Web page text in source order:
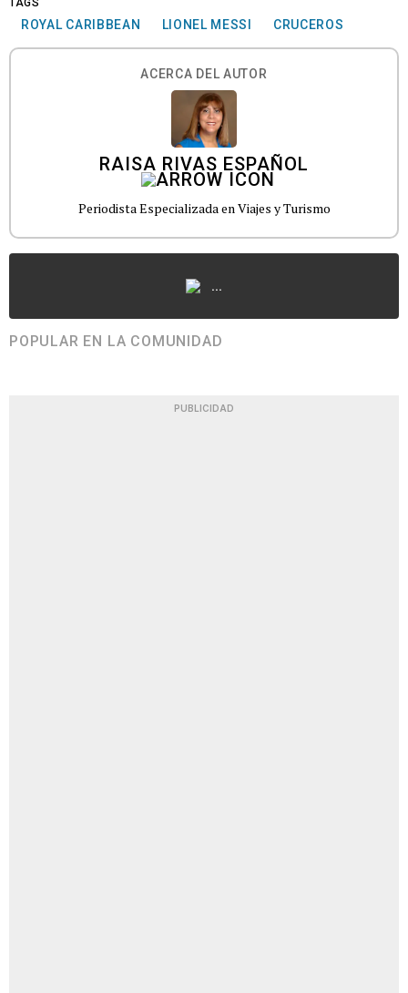
TAGS
ROYAL CARIBBEAN LIONEL MESSI CRUCEROS
ACERCA DEL AUTOR
RAISA RIVAS ESPAÑOL
Periodista Especializada en Viajes y Turismo
...
POPULAR EN LA COMUNIDAD
PUBLICIDAD